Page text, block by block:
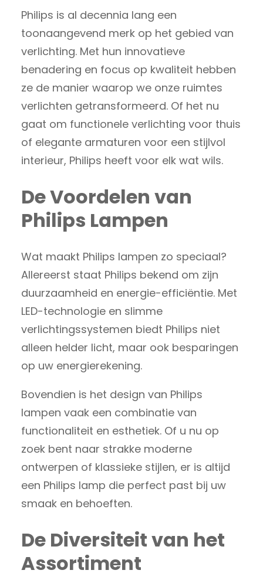
Philips is al decennia lang een
toonaangevend merk op het gebied van
verlichting. Met hun innovatieve
benadering en focus op kwaliteit hebben
ze de manier waarop we onze ruimtes
verlichten getransformeerd. Of het nu
gaat om functionele verlichting voor thuis
of elegante armaturen voor een stijlvol
interieur, Philips heeft voor elk wat wils.
De Voordelen van
Philips Lampen
Wat maakt Philips lampen zo speciaal?
Allereerst staat Philips bekend om zijn
duurzaamheid en energie-efficiëntie. Met
LED-technologie en slimme
verlichtingssystemen biedt Philips niet
alleen helder licht, maar ook besparingen
op uw energierekening.
Bovendien is het design van Philips
lampen vaak een combinatie van
functionaliteit en esthetiek. Of u nu op
zoek bent naar strakke moderne
ontwerpen of klassieke stijlen, er is altijd
een Philips lamp die perfect past bij uw
smaak en behoeften.
De Diversiteit van het
Assortiment